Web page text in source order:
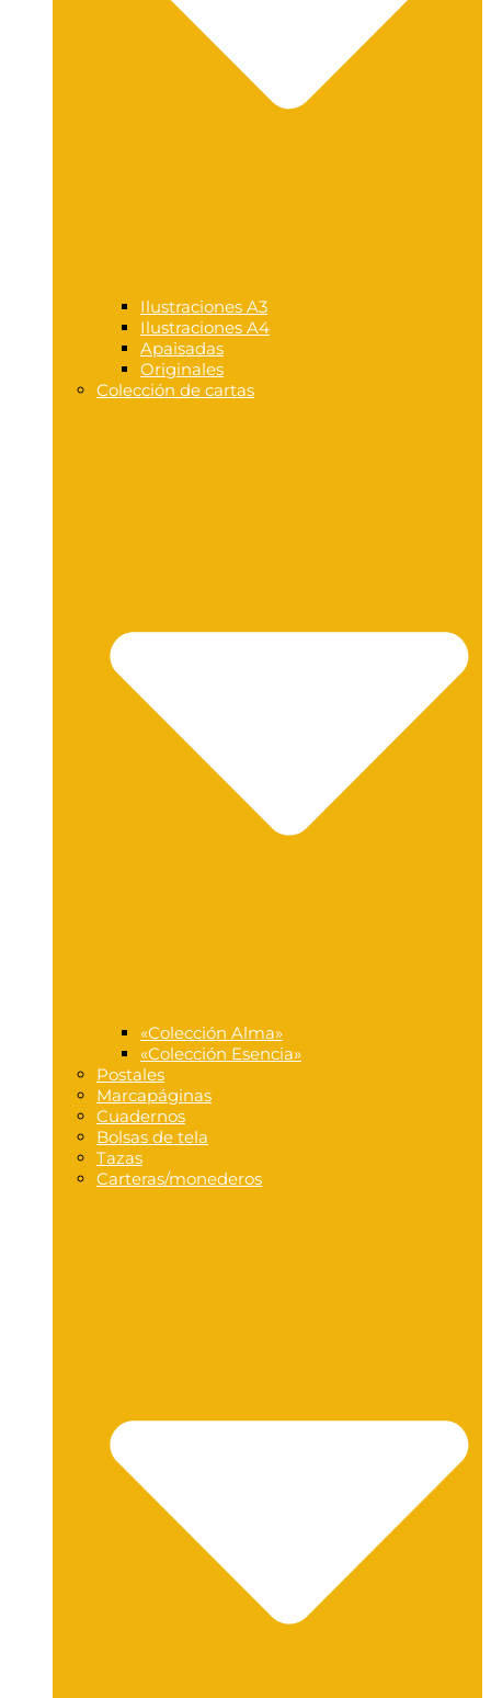
Ilustraciones A3
Ilustraciones A4
Apaisadas
Originales
Colección de cartas
«Colección Alma»
«Colección Esencia»
Postales
Marcapáginas
Cuadernos
Bolsas de tela
Tazas
Carteras/monederos